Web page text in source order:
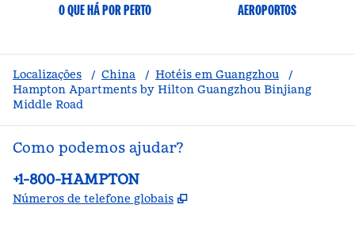
O QUE HÁ POR PERTO AEROPORTOS
Localizações / China / Hotéis em Guangzhou
/
Hampton Apartments by Hilton Guangzhou Binjiang
Middle Road
Como podemos ajudar?
Telefone:
+1-800-HAMPTON
Números de telefone globais ,